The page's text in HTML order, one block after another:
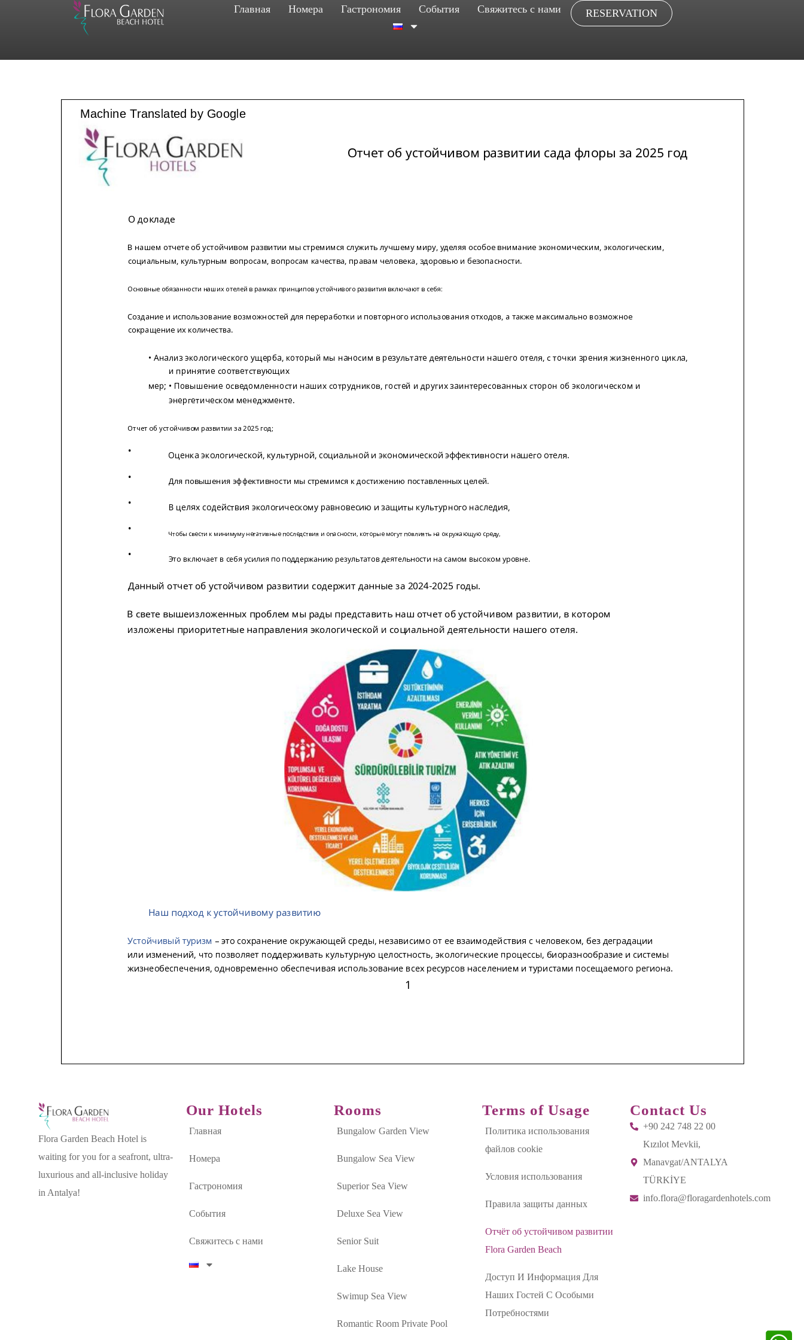
Главная Номера Гастрономия События Свяжитесь с нами RESERVATION
Flora Garden Beach Hotel is
waiting for you for a seafront, ultra-
luxurious and all-inclusive holiday
in Antalya!
Our Hotels
Главная
Номера
Гастрономия
События
Свяжитесь с нами
Rooms
Bungalow Garden View
Bungalow Sea View
Superior Sea View
Deluxe Sea View
Senior Suit
Lake House
Swimup Sea View
Romantic Room Private Pool
Terms of Usage
Политика использования
файлов cookie
Условия использования
Правила защиты данных
Отчёт об устойчивом развитии
Flora Garden Beach
Доступ И Информация Для
Наших Гостей С Особыми
Потребностями
Contact Us
+90 242 748 22 00
Kızılot Mevkii,
Manavgat/ANTALYA
TÜRKİYE
info.flora@floragardenhotels.com